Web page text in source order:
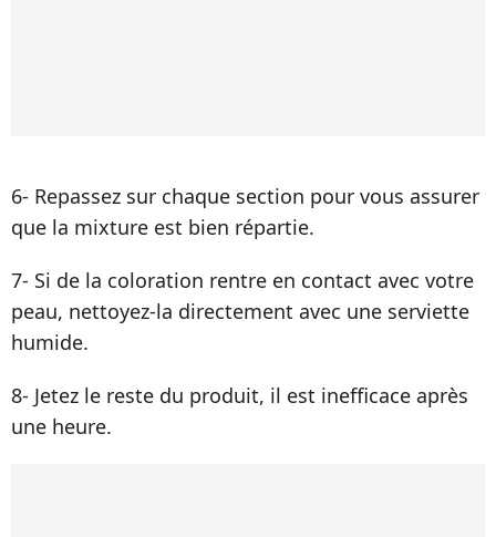
6- Repassez sur chaque section pour vous assurer
que la mixture est bien répartie.
7- Si de la coloration rentre en contact avec votre
peau, nettoyez-la directement avec une serviette
humide.
8- Jetez le reste du produit, il est inefficace après
une heure.